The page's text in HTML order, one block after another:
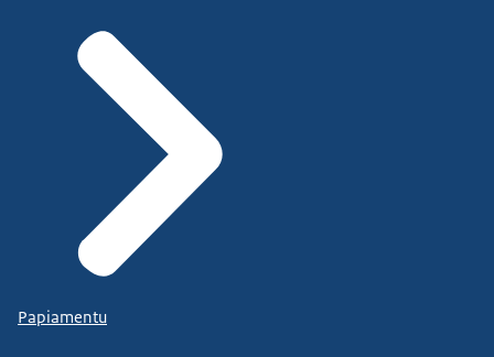
Papiamentu